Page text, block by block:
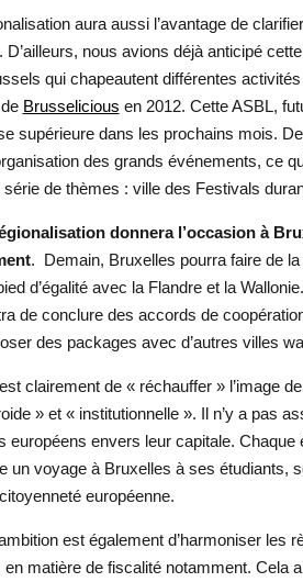
aura aussi l’avantage de
D’ailleurs, nous avions déjà anticipé
qui chapeautent différentes
Brusselicious en 2012. Cette ASBL,
supérieure dans les prochains mois.
des grands événements, ce
de thèmes : ville des Festivals
donnera l’occasion à
. Demain, Bruxelles pourra faire de la
d’égalité avec la Flandre et la
de conclure des accords de
des packages avec d’autres villes
clairement de « réchauffer » l’image
» et « institutionnelle ». Il n’y a pas
européens envers leur capitale. Chaque
un voyage à Bruxelles à ses étudiants,
européenne.
est également d’harmoniser
en matière de fiscalité notamment. Cela